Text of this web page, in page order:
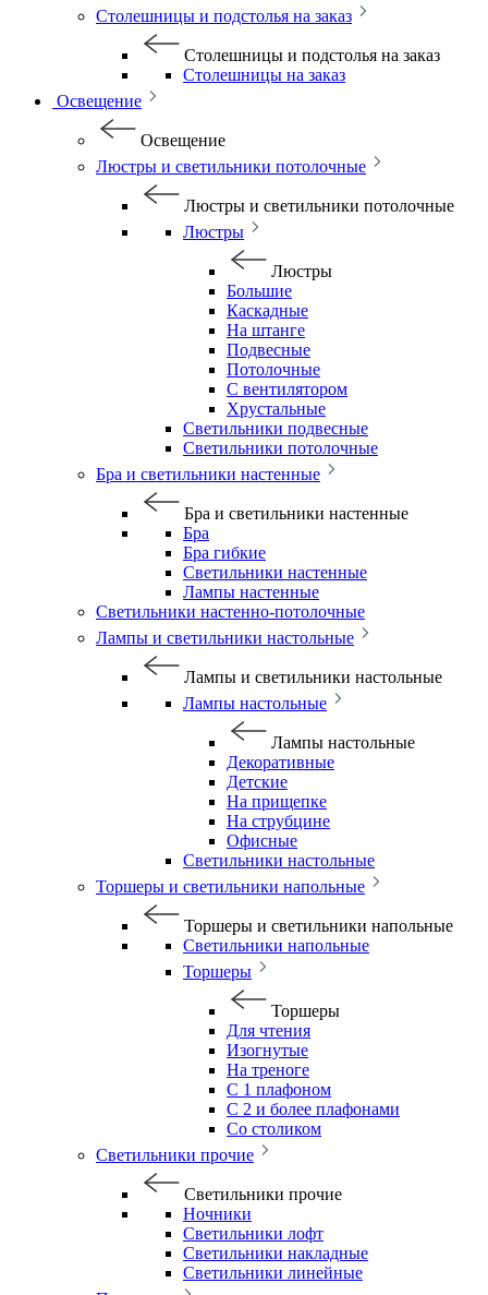
Столешницы и подстолья на заказ
Столешницы и подстолья на заказ
Столешницы на заказ
Освещение
Освещение
Люстры и светильники потолочные
Люстры и светильники потолочные
Люстры
Люстры
Большие
Каскадные
На штанге
Подвесные
Потолочные
С вентилятором
Хрустальные
Светильники подвесные
Светильники потолочные
Бра и светильники настенные
Бра и светильники настенные
Бра
Бра гибкие
Светильники настенные
Лампы настенные
Светильники настенно-потолочные
Лампы и светильники настольные
Лампы и светильники настольные
Лампы настольные
Лампы настольные
Декоративные
Детские
На прищепке
На струбцине
Офисные
Светильники настольные
Торшеры и светильники напольные
Торшеры и светильники напольные
Светильники напольные
Торшеры
Торшеры
Для чтения
Изогнутые
На треноге
С 1 плафоном
С 2 и более плафонами
Со столиком
Светильники прочие
Светильники прочие
Ночники
Светильники лофт
Светильники накладные
Светильники линейные